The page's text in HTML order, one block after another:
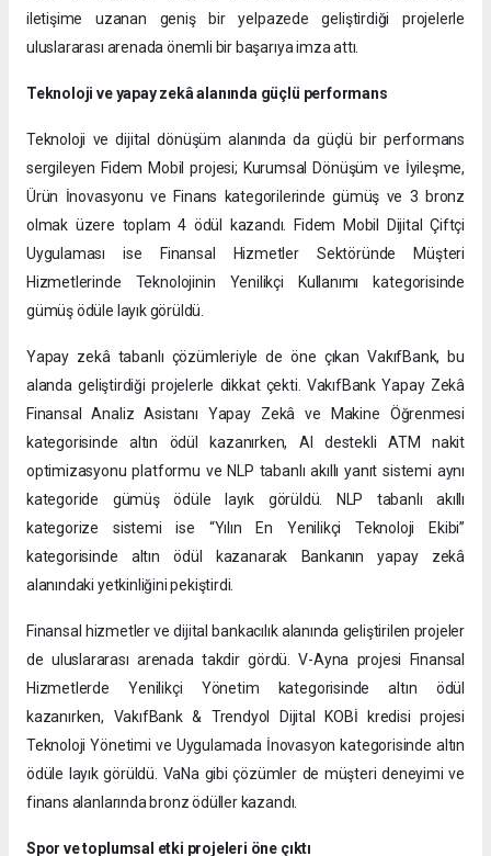
iletişime uzanan geniş bir yelpazede geliştirdiği projelerle
uluslararası arenada önemli bir başarıya imza attı.
Teknoloji ve yapay zekâ alanında güçlü performans
Teknoloji ve dijital dönüşüm alanında da güçlü bir performans
sergileyen Fidem Mobil projesi; Kurumsal Dönüşüm ve İyileşme,
Ürün İnovasyonu ve Finans kategorilerinde gümüş ve 3 bronz
olmak üzere toplam 4 ödül kazandı. Fidem Mobil Dijital Çiftçi
Uygulaması ise Finansal Hizmetler Sektöründe Müşteri
Hizmetlerinde Teknolojinin Yenilikçi Kullanımı kategorisinde
gümüş ödüle layık görüldü.
Yapay zekâ tabanlı çözümleriyle de öne çıkan VakıfBank, bu
alanda geliştirdiği projelerle dikkat çekti. VakıfBank Yapay Zekâ
Finansal Analiz Asistanı Yapay Zekâ ve Makine Öğrenmesi
kategorisinde altın ödül kazanırken, AI destekli ATM nakit
optimizasyonu platformu ve NLP tabanlı akıllı yanıt sistemi aynı
kategoride gümüş ödüle layık görüldü. NLP tabanlı akıllı
kategorize sistemi ise “Yılın En Yenilikçi Teknoloji Ekibi”
kategorisinde altın ödül kazanarak Bankanın yapay zekâ
alanındaki yetkinliğini pekiştirdi.
Finansal hizmetler ve dijital bankacılık alanında geliştirilen projeler
de uluslararası arenada takdir gördü. V-Ayna projesi Finansal
Hizmetlerde Yenilikçi Yönetim kategorisinde altın ödül
kazanırken, VakıfBank & Trendyol Dijital KOBİ kredisi projesi
Teknoloji Yönetimi ve Uygulamada İnovasyon kategorisinde altın
ödüle layık görüldü. VaNa gibi çözümler de müşteri deneyimi ve
finans alanlarında bronz ödüller kazandı.
Spor ve toplumsal etki projeleri öne çıktı